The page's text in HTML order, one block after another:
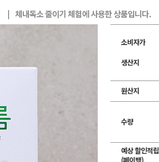
| 체내독소 줄이기 체험에 사용한 상품입니다.
소비자가
생산지
원산지
수량
예상 할인적립
(페이백)